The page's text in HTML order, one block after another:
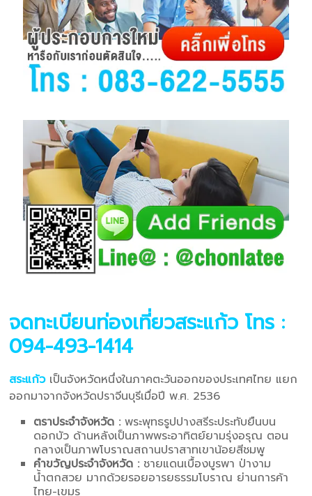
จดทะเบียนท่องเที่ยวสระแก้วโทร :
094-493-1414
สระแก้วเป็นจังหวัดหนึ่งในภาคตะวันออกของประเทศไทย แยก
ออกมาจากจังหวัดปราจีนบุรีเมื่อปี พ.ศ. 2536
ตราประจำจังหวัด :พระพุทธรูปปางสรีระประทับยืนบน
ดอกบัว ด้านหลังเป็นภาพพระอาทิตย์ยามรุ่งอรุณ ตอน
กลางเป็นภาพโบราณสถานปราสาทเขาน้อยสีชมพู
คำขวัญประจำจังหวัด :ชายแดนเบื้องบูรพา ป่างาม
น้ำตกสวย มากด้วยรอยอารยธรรมโบราณ ย่านการค้า
ไทย-เขมร